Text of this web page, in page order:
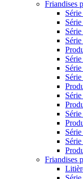
Friandises
Friandises